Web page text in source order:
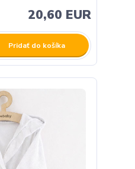
20,60 EUR
Pridať do košíka